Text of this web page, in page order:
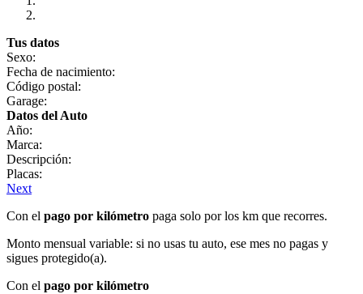
Tus datos
Sexo:
Fecha de nacimiento:
Código postal:
Garage:
Datos del Auto
Año:
Marca:
Descripción:
Placas:
Next
Con el pago por kilómetro paga solo por los km que recorres.
Monto mensual variable: si no usas tu auto, ese mes no pagas y
sigues protegido(a).
Con el pago por kilómetro